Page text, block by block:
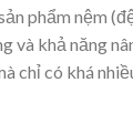
phẩm nệm
và khả năng
chỉ có khá